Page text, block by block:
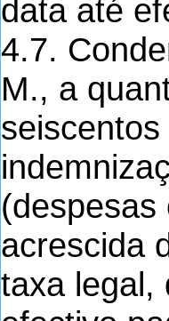
data até
4.7.
M., a
acrescida
taxa legal,